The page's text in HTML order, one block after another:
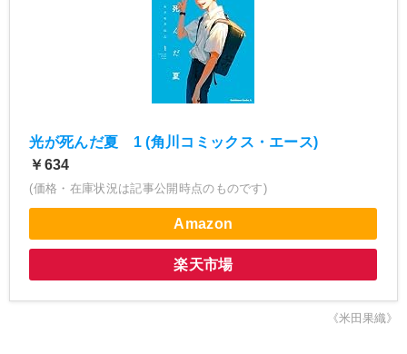
光が死んだ夏 1 (角川コミックス・エース)
￥634
(価格・在庫状況は記事公開時点のものです)
Amazon
楽天市場
《米田果織》